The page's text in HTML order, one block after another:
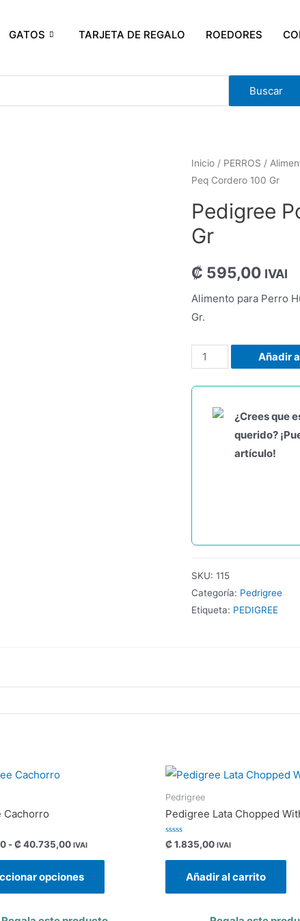
GATOS TARJETA DE REGALO ROEDORES
Buscar
Inicio / PERROS /
Peq Cordero 100 Gr
Pedigree
Gr
₡ 595,00 IVAI
Alimento para Perro
Gr.
Añadir
¿Crees que
querido?
artículo!
SKU: 115
Categoría: Pedrigree
Etiqueta: PEDIGREE
Cachorro
-₡40.735,00 IVAI
opciones
Pedrigree
Pedigree Lata Chopped
Valorado
con
0
₡1.835,00 IVAI
Añadir al carrito